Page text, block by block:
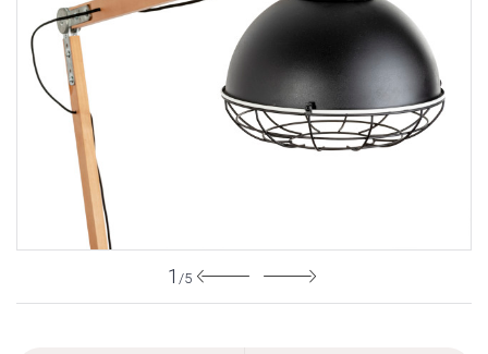
1 /5